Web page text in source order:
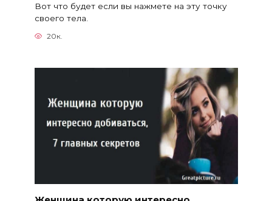
Вот что будет если вы нажмете на эту точку
своего тела.
20к.